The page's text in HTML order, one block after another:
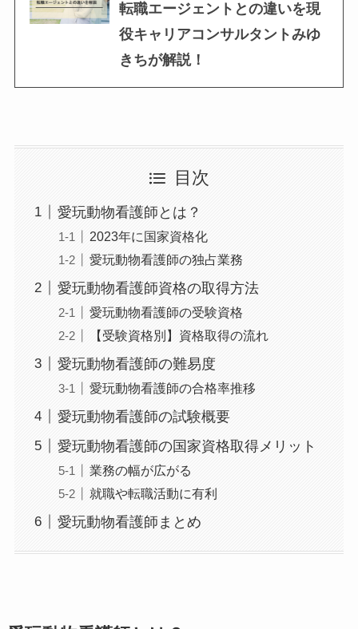
転職エージェントとの違いを現
役キャリアコンサルタントみゆ
きちが解説！
目次
愛玩動物看護師とは？
2023年に国家資格化
愛玩動物看護師の独占業務
愛玩動物看護師資格の取得方法
愛玩動物看護師の受験資格
【受験資格別】資格取得の流れ
愛玩動物看護師の難易度
愛玩動物看護師の合格率推移
愛玩動物看護師の試験概要
愛玩動物看護師の国家資格取得メリット
業務の幅が広がる
就職や転職活動に有利
愛玩動物看護師まとめ